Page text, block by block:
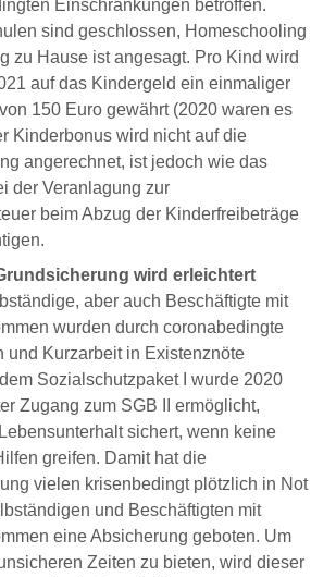
Einschränkungen betroffen.
sind geschlossen, Homeschooling
zu Hause ist angesagt. Pro Kind wird
auf das Kindergeld ein einmaliger
150 Euro gewährt (2020 waren es
Kinderbonus wird nicht auf die
angerechnet, ist jedoch wie das
der Veranlagung zur
beim Abzug der Kinderfreibeträge
wird erleichtert
aber auch Beschäftigte mit
wurden durch coronabedingte
und Kurzarbeit in Existenznöte
Sozialschutzpaket I wurde 2020
Zugang zum SGB II ermöglicht,
sichert, wenn keine
greifen. Damit hat die
vielen krisenbedingt plötzlich in Not
und Beschäftigten mit
eine Absicherung geboten. Um
Zeiten zu bieten, wird dieser